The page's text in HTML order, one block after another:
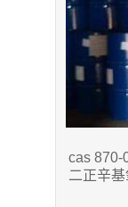
cas 870-
二正辛